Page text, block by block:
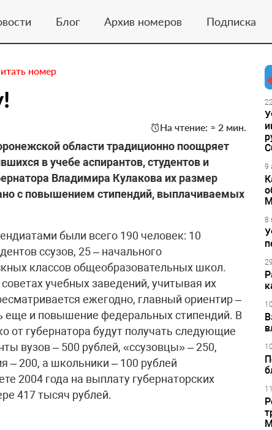
Блог Архив номеров Подписка
номер
На чтение: ≈ 2 мин.
области традиционно поощряет
в учебе аспирантов, студентов и
Владимира Кулакова их размер
с повышением стипендий, выплачиваемых
были всего 190 человек: 10
ссузов, 25 – начального
классов общеобразовательных школ.
учебных заведений, учитывая их
ежегодно, главный ориентир –
еще и повышение федеральных стипендий. В
от губернатора будут получать следующие
вузов – 500 рублей, «ссузовцы» – 250,
– 200, а школьники – 100 рублей
2004 года на выплату губернаторских
417 тысяч рублей.
9
8